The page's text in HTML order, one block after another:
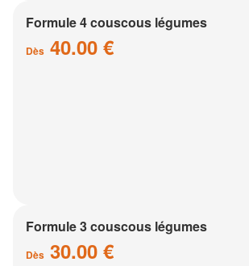
Formule 4 couscous légumes
Dès 40.00 €
Formule 3 couscous légumes
Dès 30.00 €